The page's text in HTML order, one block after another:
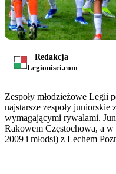
Redakcja
Legionisci.com
Zespoły młodzieżowe Legii
najstarsze zespoły juniorskie
wymagającymi rywalami.
Rakowem Częstochowa, a
2009 i młodsi) z Lechem